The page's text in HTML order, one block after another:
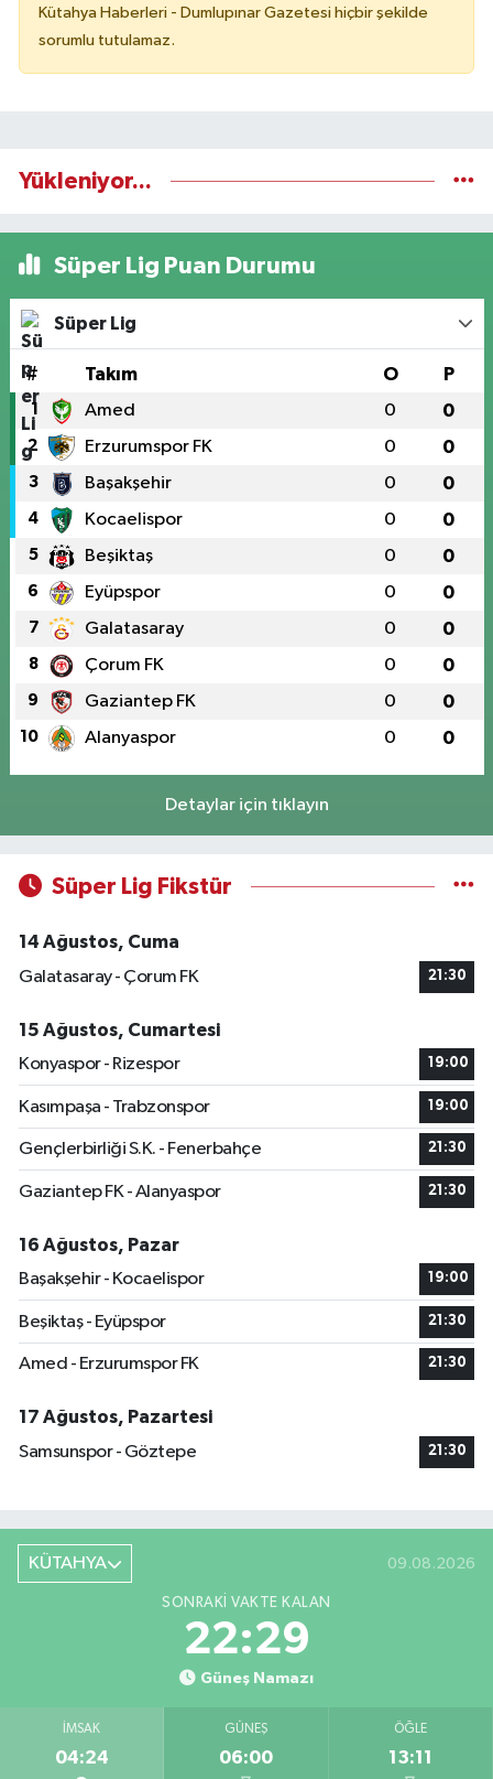
Kütahya Haberleri - Dumlupınar Gazetesi hiçbir şekilde
sorumlu tutulamaz.
Yükleniyor...
Süper Lig Puan Durumu
Süper Lig
# Takım O P
1 Amed 0 0
2 Erzurumspor FK 0 0
3 Başakşehir 0 0
4 Kocaelispor 0 0
5 Beşiktaş 0 0
6 Eyüpspor 0 0
7 Galatasaray 0 0
8 Çorum FK 0 0
9 Gaziantep FK 0 0
10 Alanyaspor 0 0
Detaylar için tıklayın
Süper Lig Fikstür
14 Ağustos, Cuma
Galatasaray - Çorum FK
21:30
15 Ağustos, Cumartesi
Konyaspor - Rizespor
19:00
Kasımpaşa - Trabzonspor 19:00
Gençlerbirliği S.K. - Fenerbahçe 21:30
Gaziantep FK - Alanyaspor 21:30
16 Ağustos, Pazar
Başakşehir - Kocaelispor
19:00
Beşiktaş - Eyüpspor 21:30
Amed - Erzurumspor FK 21:30
17 Ağustos, Pazartesi
Samsunspor - Göztepe
21:30
KÜTAHYA 09.08.2026
SONRAKI VAKTE KALAN
22:28
Güneş Namazı
İMSAK
04:24
GÜNEŞ
06:00
ÖĞLE
13:11